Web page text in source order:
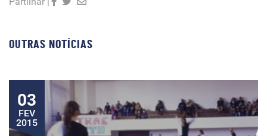
OUTRAS NOTÍCIAS
03
FEV
2015